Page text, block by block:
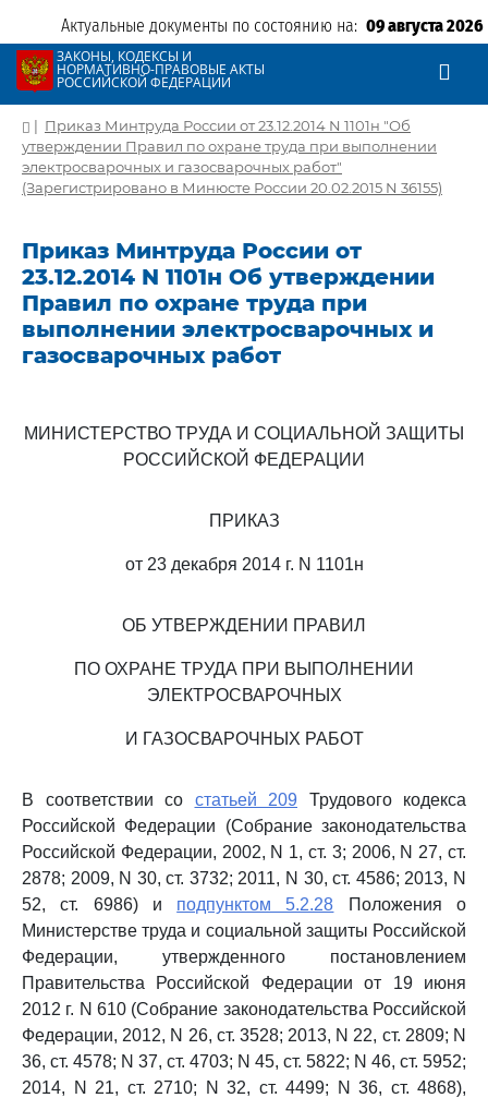
Актуальные документы по состоянию на: 09 августа 2026
ЗАКОНЫ, КОДЕКСЫ И
НОРМАТИВНО-ПРАВОВЫЕ АКТЫ
РОССИЙСКОЙ ФЕДЕРАЦИИ
| Приказ Минтруда России от 23.12.2014 N 1101н "Об
утверждении Правил по охране труда при выполнении
электросварочных и газосварочных работ"
(Зарегистрировано в Минюсте России 20.02.2015 N 36155)
Приказ Минтруда России от
23.12.2014 N 1101н Об утверждении
Правил по охране труда при
выполнении электросварочных и
газосварочных работ
МИНИСТЕРСТВО ТРУДА И СОЦИАЛЬНОЙ ЗАЩИТЫ
РОССИЙСКОЙ ФЕДЕРАЦИИ
ПРИКАЗ
от 23 декабря 2014 г. N 1101н
ОБ УТВЕРЖДЕНИИ ПРАВИЛ
ПО ОХРАНЕ ТРУДА ПРИ ВЫПОЛНЕНИИ
ЭЛЕКТРОСВАРОЧНЫХ
И ГАЗОСВАРОЧНЫХ РАБОТ
В соответствии со статьей 209 Трудового кодекса
Российской Федерации (Собрание законодательства
Российской Федерации, 2002, N 1, ст. 3; 2006, N 27, ст.
2878; 2009, N 30, ст. 3732; 2011, N 30, ст. 4586; 2013, N
52, ст. 6986) и подпунктом 5.2.28 Положения о
Министерстве труда и социальной защиты Российской
Федерации, утвержденного постановлением
Правительства Российской Федерации от 19 июня
2012 г. N 610 (Собрание законодательства Российской
Федерации, 2012, N 26, ст. 3528; 2013, N 22, ст. 2809; N
36, ст. 4578; N 37, ст. 4703; N 45, ст. 5822; N 46, ст. 5952;
2014, N 21, ст. 2710; N 32, ст. 4499; N 36, ст. 4868),